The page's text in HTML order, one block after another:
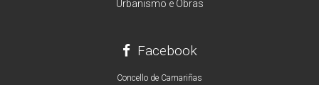
Urbanismo e Obras
Facebook
Concello de Camariñas